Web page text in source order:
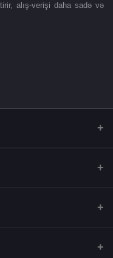
alış-verişi daha sadə və